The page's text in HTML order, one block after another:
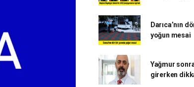
Darıca’nın
yoğun mesai
Yağmur
girerken